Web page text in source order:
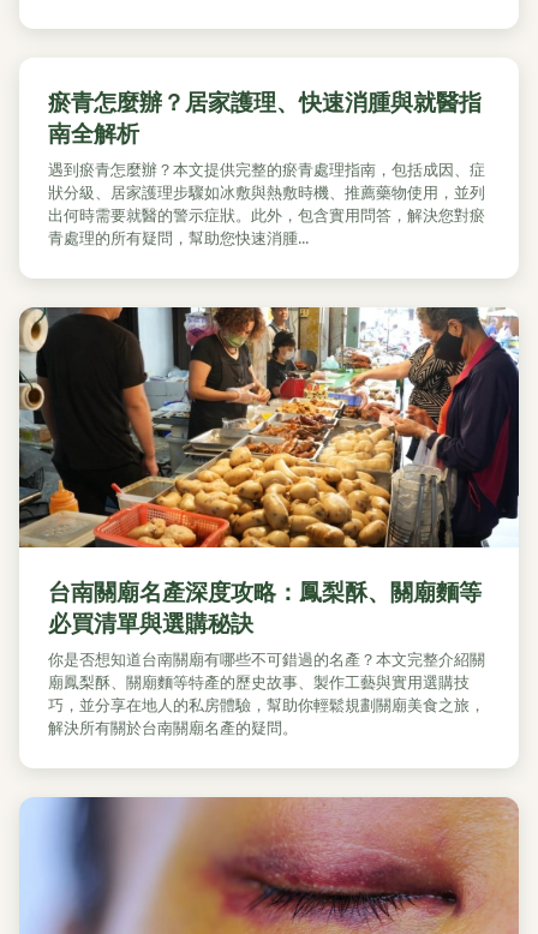
瘀青怎麼辦？居家護理、快速消腫與就醫指
南全解析
遇到瘀青怎麼辦？本文提供完整的瘀青處理指南，包括成因、症
狀分級、居家護理步驟如冰敷與熱敷時機、推薦藥物使用，並列
出何時需要就醫的警示症狀。此外，包含實用問答，解決您對瘀
青處理的所有疑問，幫助您快速消腫...
台南關廟名產深度攻略：鳳梨酥、關廟麵等
必買清單與選購秘訣
你是否想知道台南關廟有哪些不可錯過的名產？本文完整介紹關
廟鳳梨酥、關廟麵等特產的歷史故事、製作工藝與實用選購技
巧，並分享在地人的私房體驗，幫助你輕鬆規劃關廟美食之旅，
解決所有關於台南關廟名產的疑問。